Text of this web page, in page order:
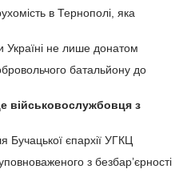
в Тернополі, яка
Україні не лише донатом
батальйону до
військовослужбовця з
Бучацької єпархії УГКЦ
з безбар’єрності